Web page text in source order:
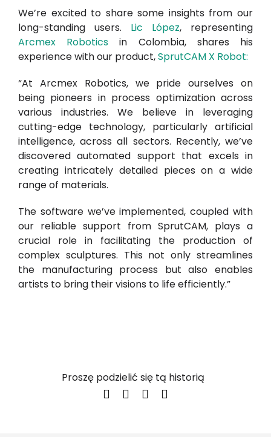
We’re excited to share some insights from our
long-standing users. Lic López, representing
Arcmex Robotics in Colombia, shares his
experience with our product,SprutCAM X Robot:
“At Arcmex Robotics, we pride ourselves on
being pioneers in process optimization across
various industries. We believe in leveraging
cutting-edge technology, particularly artificial
intelligence, across all sectors. Recently, we’ve
discovered automated support that excels in
creating intricately detailed pieces on a wide
range of materials.
The software we’ve implemented, coupled with
our reliable support from SprutCAM, plays a
crucial role in facilitating the production of
complex sculptures. This not only streamlines
the manufacturing process but also enables
artists to bring their visions to life efficiently.”
Proszę podzielić się tą historią